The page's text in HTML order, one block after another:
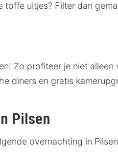
uitjes? Filter dan
Zo profiteer je niet alleen
diners en gratis
Pilsen
overnachting in